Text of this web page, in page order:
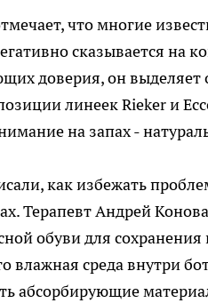
что многие
сказывается на
доверия, он
линеек Rieker и
на запах -
как избежать
Терапевт Андрей
обуви для
влажная среда внутри
абсорбирующие